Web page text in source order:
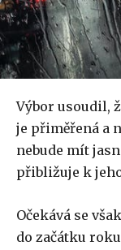
Výbor usoudil,
je přiměřená a
nebude mít
přibližuje k
Očekává se
do začátku